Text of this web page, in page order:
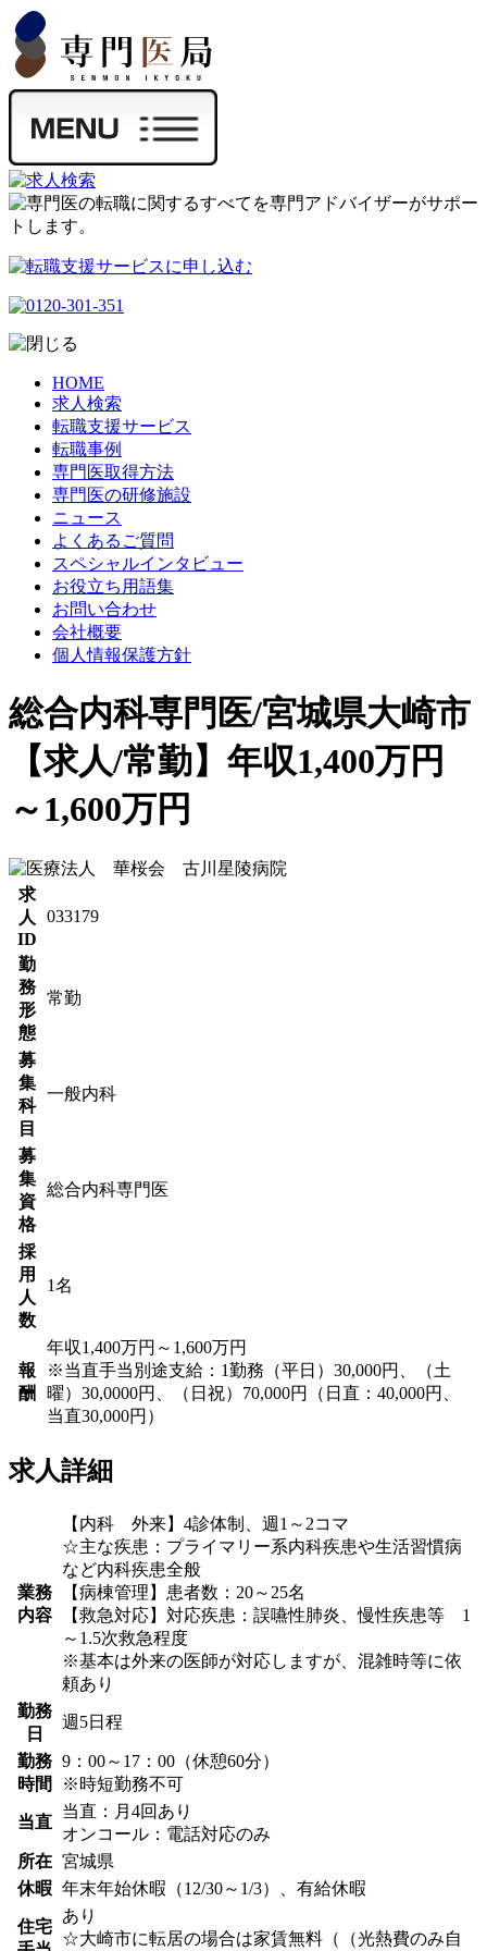
HOME
求人検索
転職支援サービス
転職事例
専門医取得方法
専門医の研修施設
ニュース
よくあるご質問
スペシャルインタビュー
お役立ち用語集
お問い合わせ
会社概要
個人情報保護方針
総合内科専門医/宮城県大崎市
【求人/常勤】年収1,400万円
～1,600万円
求
人
ID
033179
勤
務
形
態
常勤
募
集
科
目
一般内科
募
集
資
格
総合内科専門医
採
用
人
数
1名
報
酬
年収1,400万円～1,600万円
※当直手当別途支給：1勤務（平日）30,000円、（土
曜）30,0000円、（日祝）70,000円（日直：40,000円、
当直30,000円）
求人詳細
業務
内容
【内科 外来】4診体制、週1～2コマ
☆主な疾患：プライマリー系内科疾患や生活習慣病
など内科疾患全般
【病棟管理】患者数：20～25名
【救急対応】対応疾患：誤嚥性肺炎、慢性疾患等 1
～1.5次救急程度
※基本は外来の医師が対応しますが、混雑時等に依
頼あり
勤務
日
週5日程
勤務
時間
9：00～17：00（休憩60分）
※時短勤務不可
当直
当直：月4回あり
オンコール：電話対応のみ
所在 宮城県
休暇 年末年始休暇（12/30～1/3）、有給休暇
住宅
あり
☆大崎市に転居の場合は家賃無料（（光熱費のみ自